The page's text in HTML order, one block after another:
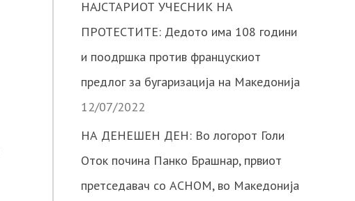
НАЈСТАРИОТ УЧЕСНИК НА
ПРОТЕСТИТЕ: Дедото има 108 години
и поодршка против францускиот
предлог за бугаризација на Македонија
12/07/2022
НА ДЕНЕШЕН ДЕН: Во логорот Голи
Оток почина Панко Брашнар, првиот
претседавач со АСНОМ, во Македонија